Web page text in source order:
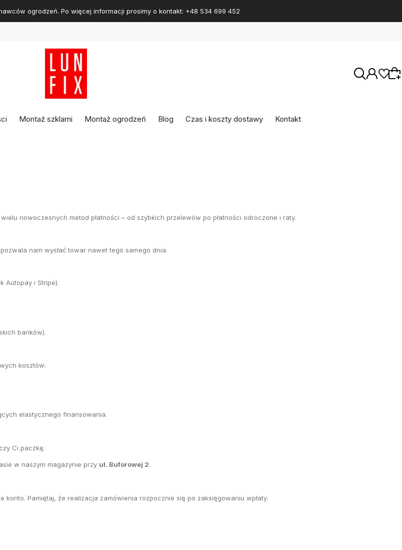
ogrodzeń. Po więcej informacji prosimy o kontakt: +48 534 699 452
Montaż szklarni Montaż ogrodzeń Blog Czas i koszty dostawy Kontakt
nowoczesnych metod płatności – od szybkich przelewów po płatności odroczone i raty.
nam wysłać towar nawet tego samego dnia.
Autopay i Stripe).
banków).
kosztów:
elastycznego finansowania.
Ci paczkę.
w naszym magazynie przy ul. Buforowej 2.
Pamiętaj, że realizacja zamówienia rozpocznie się po zaksięgowaniu wpłaty.